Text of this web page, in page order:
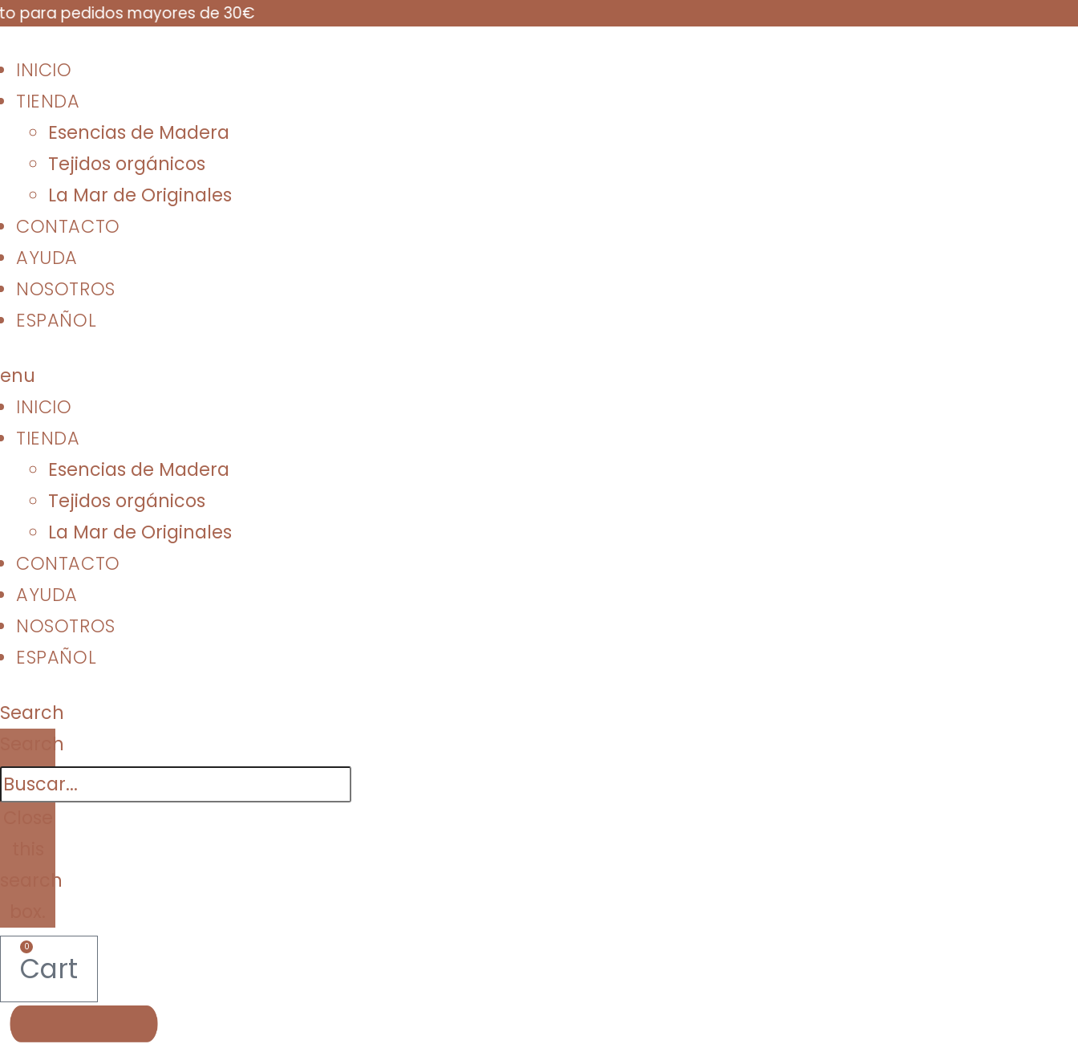
pedidos mayores de 30€
INICIO
TIENDA
Esencias de Madera
Tejidos orgánicos
La Mar de Originales
CONTACTO
AYUDA
NOSOTROS
ESPAÑOL
INICIO
TIENDA
Esencias de Madera
Tejidos orgánicos
La Mar de Originales
CONTACTO
AYUDA
NOSOTROS
ESPAÑOL
Search
Search
search
0
Cart